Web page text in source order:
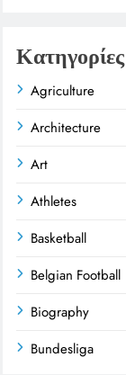
Κατηγορίες
Agriculture
Architecture
Art
Athletes
Basketball
Belgian Football
Biography
Bundesliga